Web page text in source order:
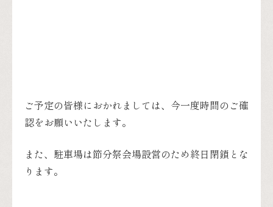
ご予定の皆様におかれましては、今一度時間のご確
認をお願いいたします。
また、駐車場は節分祭会場設営のため終日閉鎖とな
ります。